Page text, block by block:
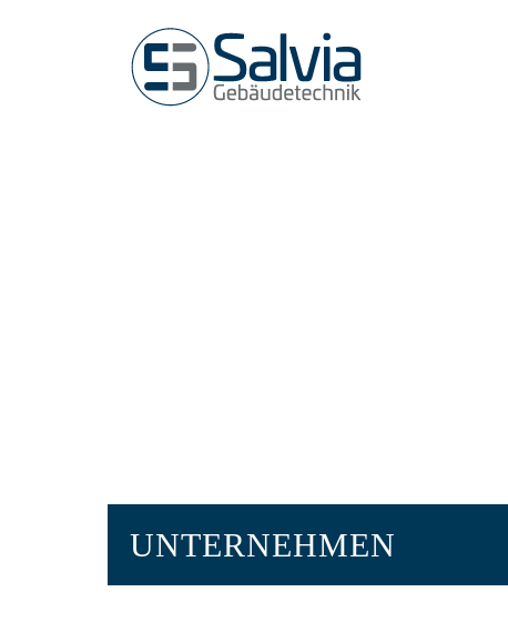
UNTERNEHMEN